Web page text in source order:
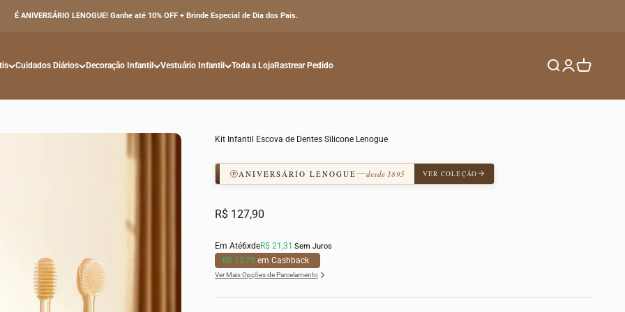
É ANIVERSÁRIO LENOGUE! Ganhe até 10% OFF + Brinde Especial de Dia dos Pais.
Cuidados Diários Decoração Infantil Vestuário Infantil Toda a LojaRastrear Pedido
BuscarEntrarCarrinho
Kit Infantil Escova de Dentes Silicone Lenogue
ANIVERSÁRIO LENOGUE desde 1895 VER COLEÇÃO
Preço promocional
R$ 127,90
Em Até6xdeR$ 21,31 Sem Juros
R$ 12,79 em Cashback
Ver Mais Opções de Parcelamento